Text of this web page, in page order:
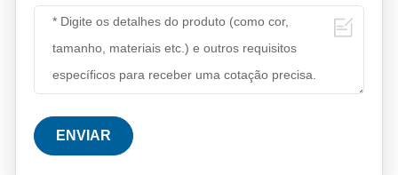
ENVIAR